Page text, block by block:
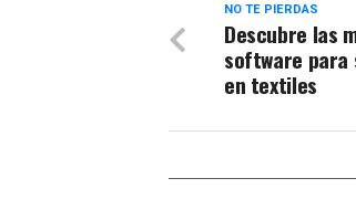
NO TE PIERDAS
Descubre las
software para
en textiles